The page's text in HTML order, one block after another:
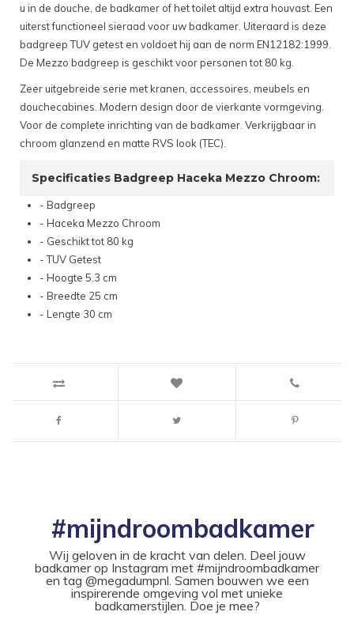
u in de douche, de badkamer of het toilet altijd extra houvast. Een
uiterst functioneel sieraad voor uw badkamer. Uiteraard is deze
badgreep TUV getest en voldoet hij aan de norm EN12182:1999.
De Mezzo badgreep is geschikt voor personen tot 80 kg.
Zeer uitgebreide serie met kranen, accessoires, meubels en
douchecabines. Modern design door de vierkante vormgeving.
Voor de complete inrichting van de badkamer. Verkrijgbaar in
chroom glanzend en matte RVS look (TEC).
Specificaties Badgreep Haceka Mezzo Chroom:
- Badgreep
- Haceka Mezzo Chroom
- Geschikt tot 80 kg
- TUV Getest
- Hoogte 5.3 cm
- Breedte 25 cm
- Lengte 30 cm
#mijndroombadkamer
Wij geloven in de kracht van delen. Deel jouw
badkamer op Instagram met #mijndroombadkamer
en tag @megadumpnl. Samen bouwen we een
inspirerende omgeving vol met unieke
badkamerstijlen. Doe je mee?